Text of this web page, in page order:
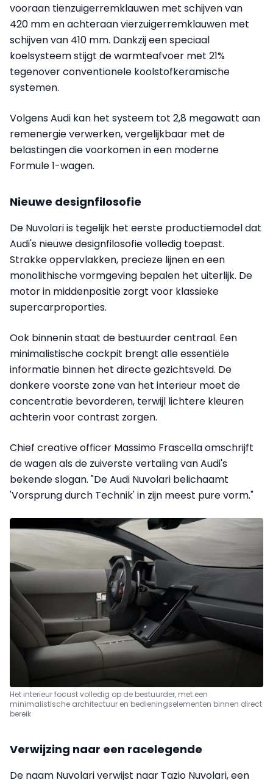
vooraan tienzuigerremklauwen met schijven van
420 mm en achteraan vierzuigerremklauwen met
schijven van 410 mm. Dankzij een speciaal
koelsysteem stijgt de warmteafvoer met 21%
tegenover conventionele koolstofkeramische
systemen.
Volgens Audi kan het systeem tot 2,8 megawatt aan
remenergie verwerken, vergelijkbaar met de
belastingen die voorkomen in een moderne
Formule 1-wagen.
Nieuwe designfilosofie
De Nuvolari is tegelijk het eerste productiemodel dat
Audi's nieuwe designfilosofie volledig toepast.
Strakke oppervlakken, precieze lijnen en een
monolithische vormgeving bepalen het uiterlijk. De
motor in middenpositie zorgt voor klassieke
supercarproporties.
Ook binnenin staat de bestuurder centraal. Een
minimalistische cockpit brengt alle essentiële
informatie binnen het directe gezichtsveld. De
donkere voorste zone van het interieur moet de
concentratie bevorderen, terwijl lichtere kleuren
achterin voor contrast zorgen.
Chief creative officer Massimo Frascella omschrijft
de wagen als de zuiverste vertaling van Audi's
bekende slogan. "De Audi Nuvolari belichaamt
'Vorsprung durch Technik' in zijn meest pure vorm."
Het interieur focust volledig op de bestuurder, met een
minimalistische architectuur en bedieningselementen binnen direct
bereik
Verwijzing naar een racelegende
De naam Nuvolari verwijst naar Tazio Nuvolari, een